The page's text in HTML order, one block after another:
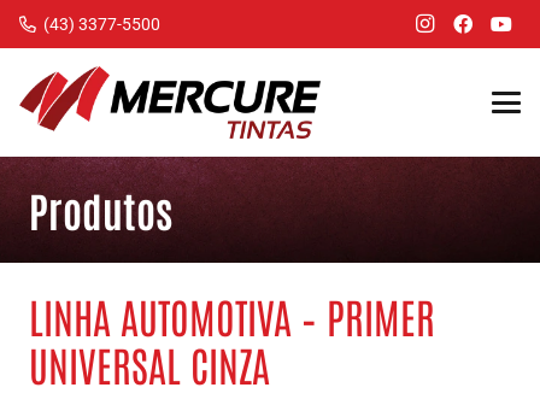
(43) 3377-5500
Produtos
LINHA AUTOMOTIVA – PRIMER
UNIVERSAL CINZA